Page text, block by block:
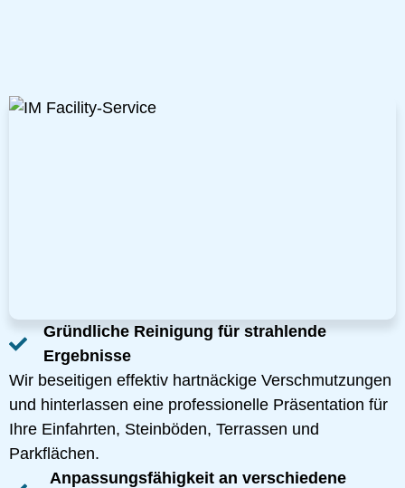
Gründliche Reinigung für strahlende
Ergebnisse
Wir beseitigen effektiv hartnäckige Verschmutzungen
und hinterlassen eine professionelle Präsentation für
Ihre Einfahrten, Steinböden, Terrassen und
Parkflächen.
Anpassungsfähigkeit an verschiedene